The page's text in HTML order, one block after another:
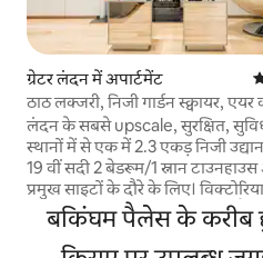
ग्रेटर लंदन में अपार्टमेंट
ठाठ लक्जरी, निजी गार्डन स्क्वायर,
अतिरिक्त
लंदन के सबसे upscale, सुरक्षित,
स्थानों में से एक में 2.3 एकड़ निजी
19 वीं सदी 2 बेडरूम/1 स्नान टाउनहाउस
प्रमुख साइटों के दौरे के लिए।
ट्रेन और बस/कोच स्टेशन, टूर बसों,
रेस्तरां, फूड स्टोर और दुकानों पर 5 -10
पैदल दूरी पर हॉप - ऑफ/हॉप। डीलक्स
बकिंघम पैलेस के करीब